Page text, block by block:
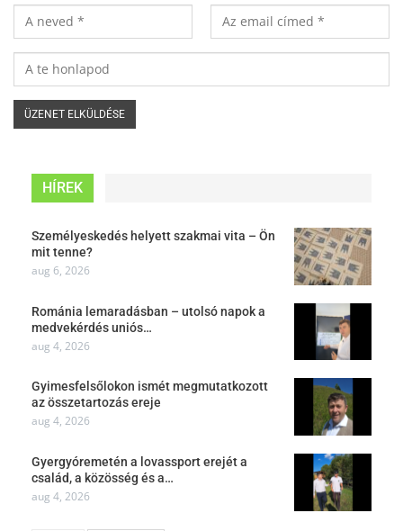
HÍREK
Személyeskedés helyett szakmai vita – Ön
mit tenne?
aug 6, 2026
Románia lemaradásban – utolsó napok a
medvekérdés uniós…
aug 4, 2026
Gyimesfelsőlokon ismét megmutatkozott
az összetartozás ereje
aug 4, 2026
Gyergyóremetén a lovassport erejét a
család, a közösség és a…
aug 4, 2026